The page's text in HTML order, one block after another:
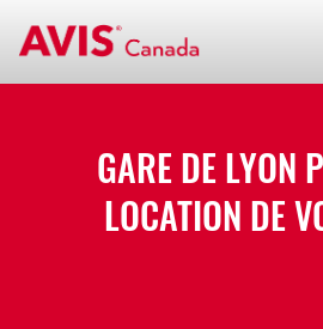
GARE DE LYON
LOCATION DE